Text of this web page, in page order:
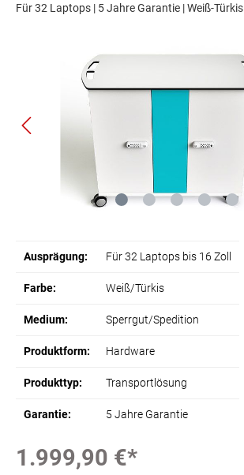
Für 32 Laptops | 5 Jahre Garantie | Weiß-Türkis
Ausprägung: Für 32 Laptops bis 16 Zoll
Farbe: Weiß/Türkis
Medium: Sperrgut/Spedition
Produktform: Hardware
Produkttyp: Transportlösung
Garantie: 5 Jahre Garantie
1.999,90 €*